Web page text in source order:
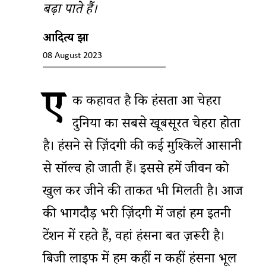
बढ़ा पाते हैं।
आदित्य झा
08 August 2023
ए क कहावत है कि हंसता हुआ चेहरा
दुनिया का सबसे खूबसूरत चेहरा होता
है। हंसने से ज़िंदगी की कई मुश्किलें आसानी
से सॉल्व हो जाती हैं। इससे हमें जीवन को
खुल कर जीने की ताकत भी मिलती है। आज
की भागदौड़ भरी ज़िंदगी में जहां हम इतनी
टेंशन में रहते हैं, वहां हंसना बहुत ज़रूरी है।
बिजी लाइफ में हम कहीं न कहीं हंसना भूल